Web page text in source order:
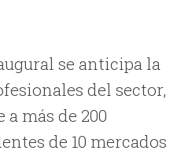
se anticipa la
del sector,
más de 200
de 10 mercados